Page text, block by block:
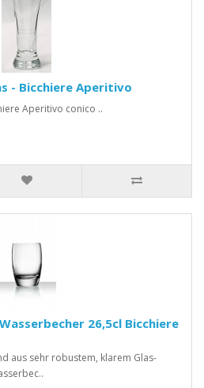
- Bicchiere Aperitivo
Aperitivo conico ..
26,5cl Bicchiere
aus sehr robustem, klarem Glas-